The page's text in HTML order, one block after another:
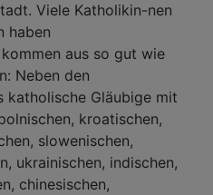
Viele Katholikin-nen
haben
aus so gut wie
Neben den
katholische Gläubige mit
kroatischen,
slowenischen,
ukrainischen, indischen,
chinesischen,